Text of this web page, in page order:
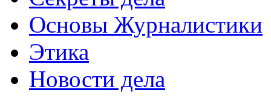
Основы Журналистики
Этика
Новости дела